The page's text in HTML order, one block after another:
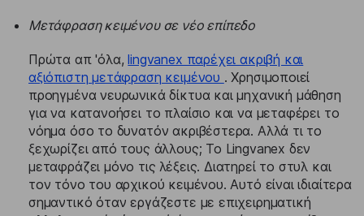
Μετάφραση κειμένου σε νέο επίπεδο
Πρώτα απ 'όλα,lingvanex παρέχει ακριβή και
αξιόπιστη μετάφραση κειμένου . Χρησιμοποιεί
προηγμένα νευρωνικά δίκτυα και μηχανική μάθηση
για να κατανοήσει το πλαίσιο και να μεταφέρει το
νόημα όσο το δυνατόν ακριβέστερα. Αλλά τι το
ξεχωρίζει από τους άλλους; Το Lingvanex δεν
μεταφράζει μόνο τις λέξεις. Διατηρεί το στυλ και
τον τόνο του αρχικού κειμένου. Αυτό είναι ιδιαίτερα
σημαντικό όταν εργάζεστε με επιχειρηματική